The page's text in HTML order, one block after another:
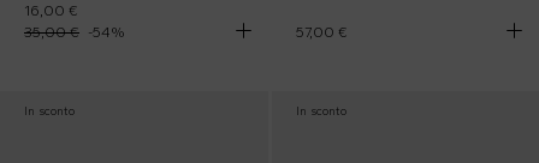
16,00 €
35,00 € -54% 57,00 €
In sconto In sconto